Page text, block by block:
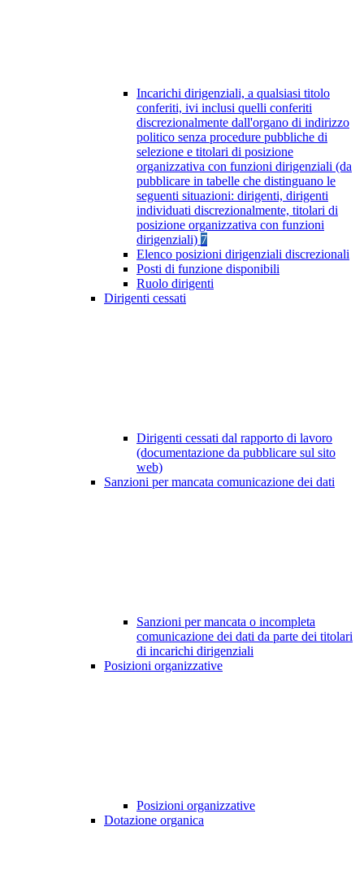
Incarichi dirigenziali, a qualsiasi titolo
conferiti, ivi inclusi quelli conferiti
discrezionalmente dall'organo di indirizzo
politico senza procedure pubbliche di
selezione e titolari di posizione
organizzativa con funzioni dirigenziali (da
pubblicare in tabelle che distinguano le
seguenti situazioni: dirigenti, dirigenti
individuati discrezionalmente, titolari di
posizione organizzativa con funzioni
dirigenziali) 7
Elenco posizioni dirigenziali discrezionali
Posti di funzione disponibili
Ruolo dirigenti
Dirigenti cessati
Dirigenti cessati dal rapporto di lavoro
(documentazione da pubblicare sul sito
web)
Sanzioni per mancata comunicazione dei dati
Sanzioni per mancata o incompleta
comunicazione dei dati da parte dei titolari
di incarichi dirigenziali
Posizioni organizzative
Posizioni organizzative
Dotazione organica